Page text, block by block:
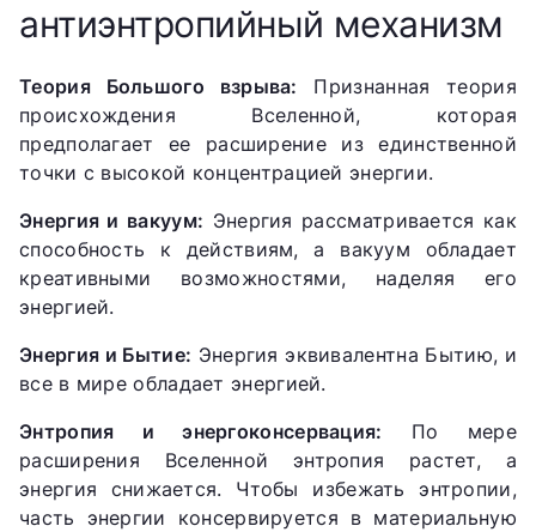
антиэнтропийный механизм
Теория Большого взрыва: Признанная теория
происхождения Вселенной, которая
предполагает ее расширение из единственной
точки с высокой концентрацией энергии.
Энергия и вакуум: Энергия рассматривается как
способность к действиям, а вакуум обладает
креативными возможностями, наделяя его
энергией.
Энергия и Бытие: Энергия эквивалентна Бытию, и
все в мире обладает энергией.
Энтропия и энергоконсервация: По мере
расширения Вселенной энтропия растет, а
энергия снижается. Чтобы избежать энтропии,
часть энергии консервируется в материальную